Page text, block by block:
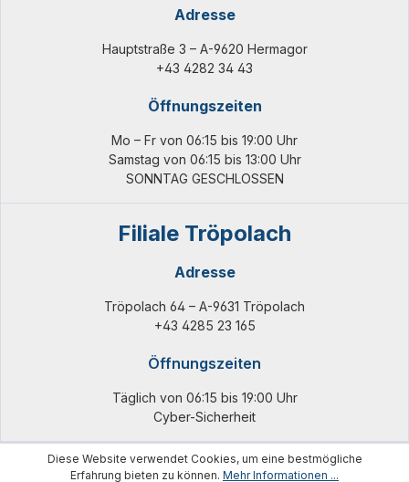
Adresse
Hauptstraße 3 – A-9620 Hermagor
+43 4282 34 43
Öffnungszeiten
Mo – Fr von 06:15 bis 19:00 Uhr
Samstag von 06:15 bis 13:00 Uhr
SONNTAG GESCHLOSSEN
Filiale Tröpolach
Adresse
Tröpolach 64 – A-9631 Tröpolach
+43 4285 23 165
Öffnungszeiten
Täglich von 06:15 bis 19:00 Uhr
Cyber-Sicherheit
Diese Website verwendet Cookies, um eine bestmögliche
Erfahrung bieten zu können. Mehr Informationen ...